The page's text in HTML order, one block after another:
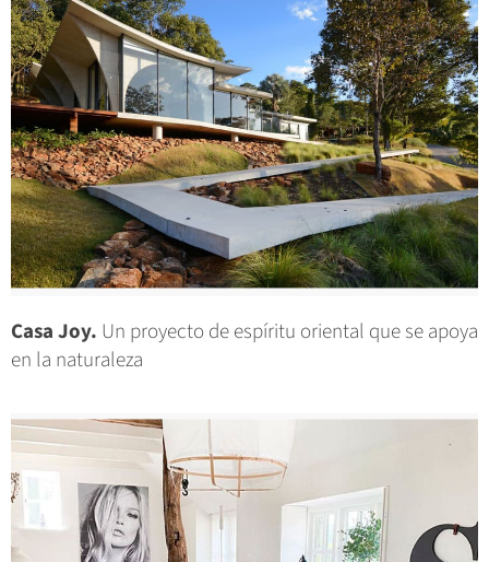
Casa Joy. Un proyecto de espíritu oriental que se apoya
en la naturaleza